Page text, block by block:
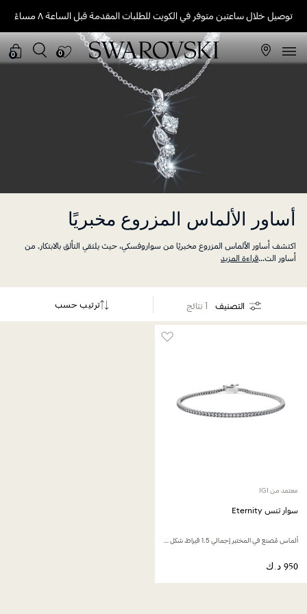
توصيل خلال ساعتين متوفر في الكويت للطلبات المقدمة قبل الساعة ٨ مساءً
0
0
أساور الألماس المزروع مخبريًا
اكتشف أساور الألماس المزروع مخبريًا من سواروفسكي، حيث يلتقي التألق بالابتكار. من
أساور الت...قراءة المزيد
التصنيف 1 نتائج ترتيب حسب
معتمد من IGI
سوار تنس Eternity
ألماس مُصنع في المختبر إجمالي 1.5 قيراط، شكل دائري، ذهب أبيض عيار 18 قيراط